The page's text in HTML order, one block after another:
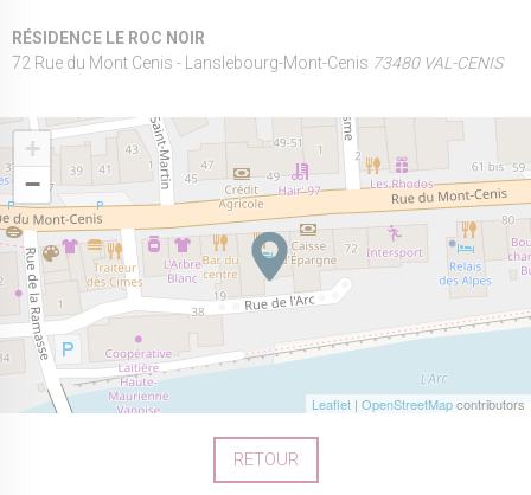
RÉSIDENCE LE ROC NOIR
72 Rue du Mont Cenis - Lanslebourg-Mont-Cenis 73480 VAL-CENIS
+
−
Leaflet | OpenStreetMapcontributors
RETOUR